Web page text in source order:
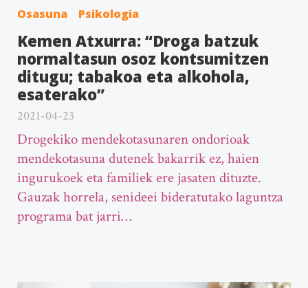
Osasuna Psikologia
Kemen Atxurra: “Droga batzuk
normaltasun osoz kontsumitzen
ditugu; tabakoa eta alkohola,
esaterako”
2021-04-23
Drogekiko mendekotasunaren ondorioak
mendekotasuna dutenek bakarrik ez, haien
ingurukoek eta familiek ere jasaten dituzte.
Gauzak horrela, senideei bideratutako laguntza
programa bat jarri…